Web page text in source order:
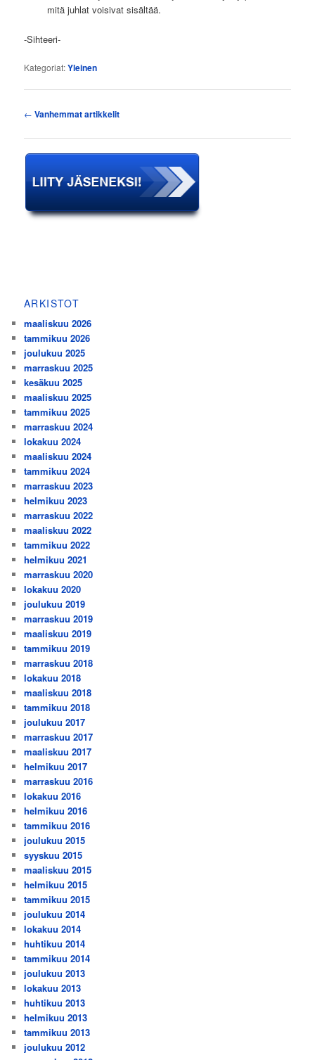
mitä juhlat voisivat sisältää.
-Sihteeri-
Kategoriat:Yleinen
Artikkelien selaus
← Vanhemmat artikkelit
ARKISTOT
maaliskuu 2026
tammikuu 2026
joulukuu 2025
marraskuu 2025
kesäkuu 2025
maaliskuu 2025
tammikuu 2025
marraskuu 2024
lokakuu 2024
maaliskuu 2024
tammikuu 2024
marraskuu 2023
helmikuu 2023
marraskuu 2022
maaliskuu 2022
tammikuu 2022
helmikuu 2021
marraskuu 2020
lokakuu 2020
joulukuu 2019
marraskuu 2019
maaliskuu 2019
tammikuu 2019
marraskuu 2018
lokakuu 2018
maaliskuu 2018
tammikuu 2018
joulukuu 2017
marraskuu 2017
maaliskuu 2017
helmikuu 2017
marraskuu 2016
lokakuu 2016
helmikuu 2016
tammikuu 2016
joulukuu 2015
syyskuu 2015
maaliskuu 2015
helmikuu 2015
tammikuu 2015
joulukuu 2014
lokakuu 2014
huhtikuu 2014
tammikuu 2014
joulukuu 2013
lokakuu 2013
huhtikuu 2013
helmikuu 2013
tammikuu 2013
joulukuu 2012